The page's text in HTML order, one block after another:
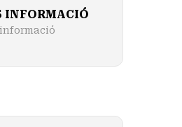
INFORMACIÓ